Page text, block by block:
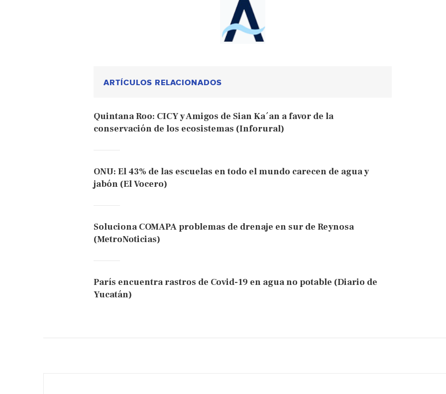
ARTÍCULOS RELACIONADOS
Quintana Roo: CICY y Amigos de Sian Ka´an a favor de la
conservación de los ecosistemas (Inforural)
ONU: El 43% de las escuelas en todo el mundo carecen de agua y
jabón (El Vocero)
Soluciona COMAPA problemas de drenaje en sur de Reynosa
(MetroNoticias)
París encuentra rastros de Covid-19 en agua no potable (Diario de
Yucatán)